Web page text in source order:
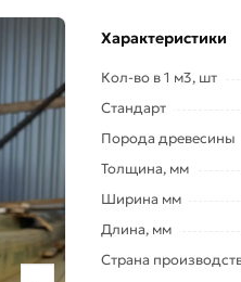
Характеристики
Кол-во в 1 м3, шт
Стандарт
Порода древесины
Толщина, мм
Ширина мм
Длина, мм
Страна